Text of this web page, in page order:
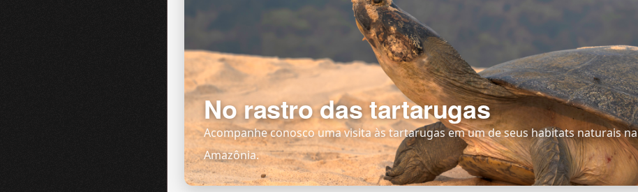
No rastro das tartarugas
Acompanhe conosco uma visita às tartarugas em um de seus habitats naturais na
Amazônia.